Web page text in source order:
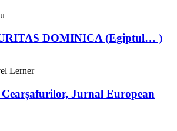
DOMINICA (Egiptul… )
Jurnal European